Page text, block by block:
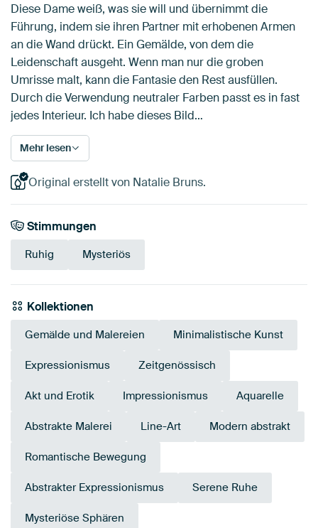
Diese Dame weiß, was sie will und übernimmt die
Führung, indem sie ihren Partner mit erhobenen Armen
an die Wand drückt. Ein Gemälde, von dem die
Leidenschaft ausgeht. Wenn man nur die groben
Umrisse malt, kann die Fantasie den Rest ausfüllen.
Durch die Verwendung neutraler Farben passt es in fast
jedes Interieur. Ich habe dieses Bild…
Mehr lesen
Original erstellt von Natalie Bruns.
Stimmungen
Ruhig Mysteriös
Kollektionen
Gemälde und Malereien Minimalistische Kunst
Expressionismus Zeitgenössisch
Akt und Erotik Impressionismus Aquarelle
Abstrakte Malerei Line-Art Modern abstrakt
Romantische Bewegung
Abstrakter Expressionismus Serene Ruhe
Mysteriöse Sphären